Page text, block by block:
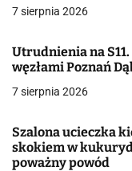
j
w
p
i
s
7 sierpnia 2026
Utrudnienia na
węzłami Poznań
7 sierpnia 2026
Szalona ucieczka
skokiem w
poważny powód